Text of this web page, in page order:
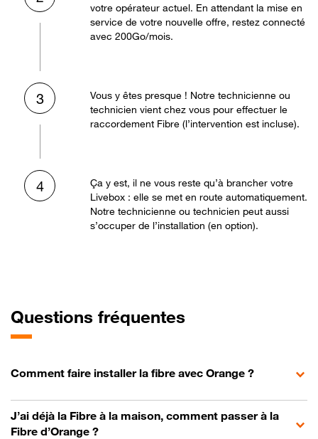
votre opérateur actuel. En attendant la mise en
service de votre nouvelle offre, restez connecté
avec 200Go/mois.
3
Vous y êtes presque ! Notre technicienne ou
technicien vient chez vous pour effectuer le
raccordement Fibre (l’intervention est incluse).
4
Ça y est, il ne vous reste qu’à brancher votre
Livebox : elle se met en route automatiquement.
Notre technicienne ou technicien peut aussi
s’occuper de l’installation (en option).
Questions fréquentes
Comment faire installer la fibre avec Orange ?
J’ai déjà la Fibre à la maison, comment passer à la
Fibre d’Orange ?